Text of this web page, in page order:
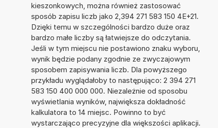
kieszonkowych, można również zastosować
sposób zapisu liczb jako 2,394 271 583 150 4E+21.
Dzięki temu w szczególności bardzo duże oraz
bardzo małe liczby są łatwiejsze do odczytania.
Jeśli w tym miejscu nie postawiono znaku wyboru,
wynik będzie podany zgodnie ze zwyczajowym
sposobem zapisywania liczb. Dla powyższego
przykładu wyglądałoby to następująco: 2 394 271
583 150 400 000 000. Niezależnie od sposobu
wyświetlania wyników, największa dokładność
kalkulatora to 14 miejsc. Powinno to być
wystarczająco precyzyjne dla większości aplikacji.